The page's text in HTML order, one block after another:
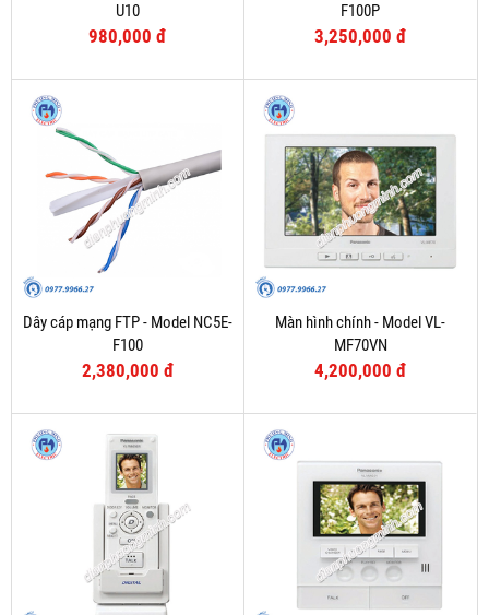
U10
980,000 đ
F100P
3,250,000 đ
Dây cáp mạng FTP - Model NC5E-
F100
2,380,000 đ
Màn hình chính - Model VL-
MF70VN
4,200,000 đ